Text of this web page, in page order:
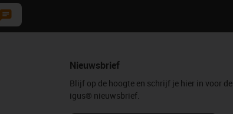
Nieuwsbrief
Blijf op de hoogte en schrijf je hier in voor de
igus® nieuwsbrief.